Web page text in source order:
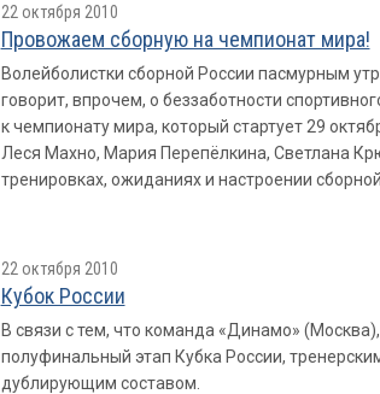
22 октября 2010
Провожаем сборную на чемпионат мира!
Волейболистки сборной России пасмурным
говорит, впрочем, о беззаботности
к чемпионату мира, который стартует 29
Леся Махно, Мария Перепёлкина, Светлана
тренировках, ожиданиях и настроении сборной.
22 октября 2010
Кубок России
В связи с тем, что команда «Динамо»
полуфинальный этап Кубка России,
дублирующим составом.